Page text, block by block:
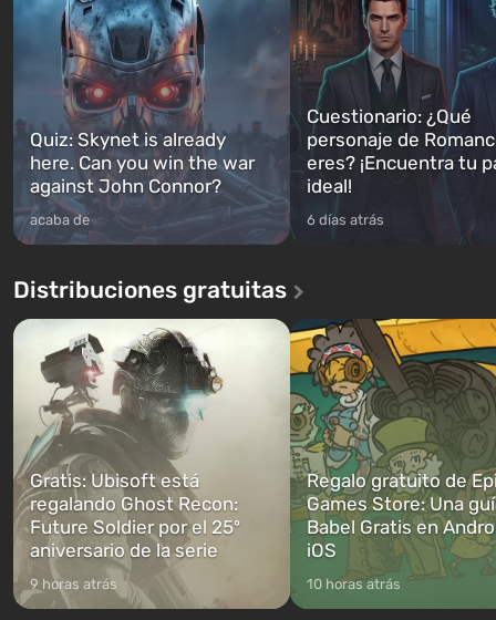
Quiz: Skynet is already
here. Can you win the war
against John Connor?
acaba de
Cuestionario: ¿Qué
personaje de
eres? ¡Encuentra tu
ideal!
6 días atrás
Distribuciones gratuitas
Gratis: Ubisoft está
regalando Ghost Recon:
Future Soldier por el 25º
aniversario de la serie
9 horas atrás
Regalo gratuito de
Games Store: Una
Babel Gratis en
iOS
10 horas atrás